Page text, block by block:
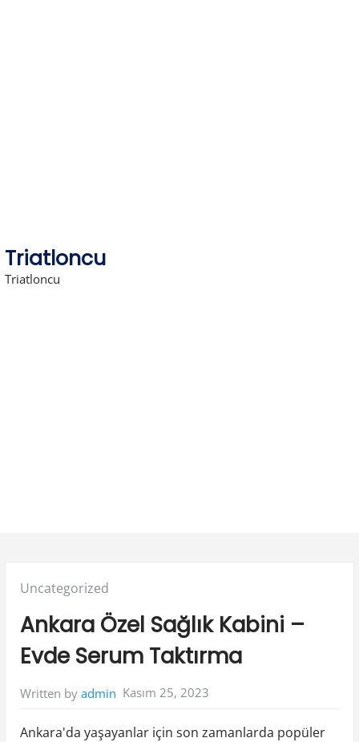
Triatloncu
Triatloncu
Posted
Uncategorized
Ankara Özel Sağlık Kabini –
Evde Serum Taktırma
Written by admin Kasım 25, 2023
Ankara'da yaşayanlar için son zamanlarda popüler